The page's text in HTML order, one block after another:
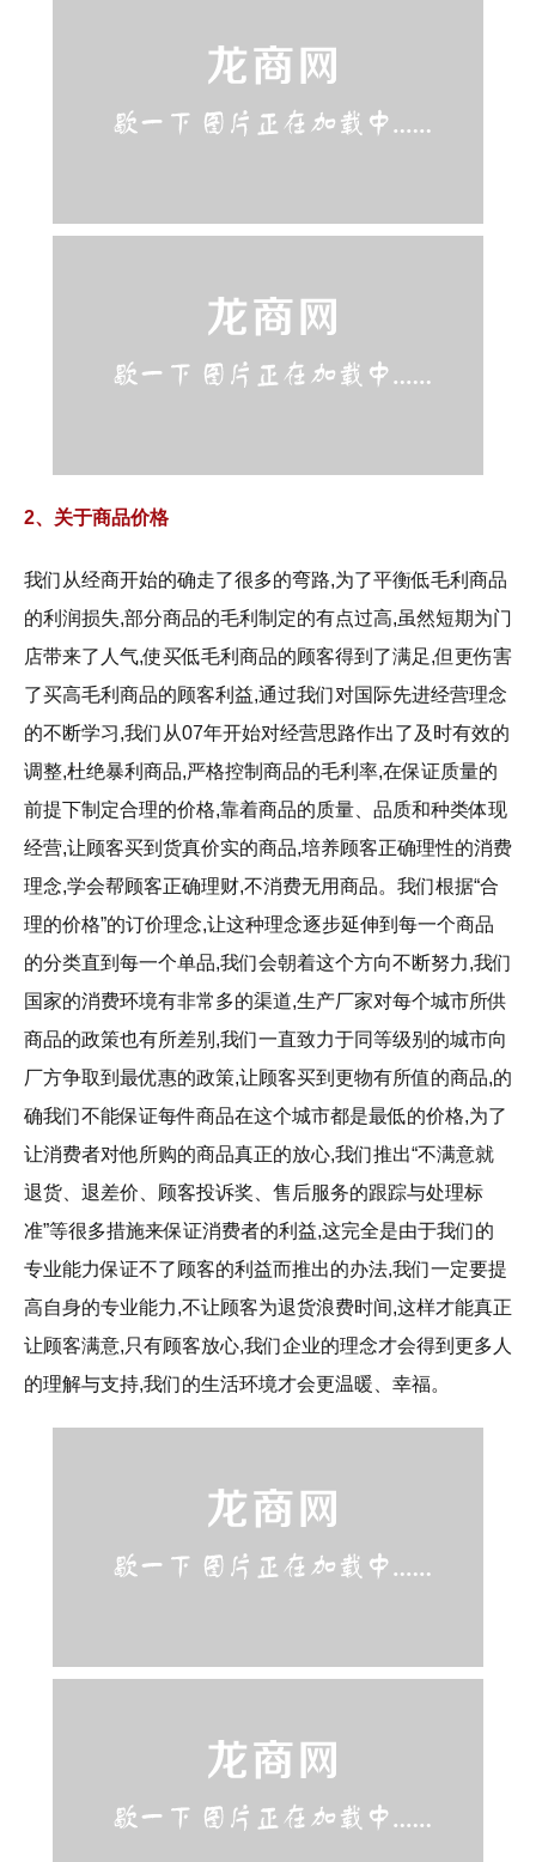
2、关于商品价格
我们从经商开始的确走了很多的弯路,为了平衡低毛利商品
的利润损失,部分商品的毛利制定的有点过高,虽然短期为门
店带来了人气,使买低毛利商品的顾客得到了满足,但更伤害
了买高毛利商品的顾客利益,通过我们对国际先进经营理念
的不断学习,我们从07年开始对经营思路作出了及时有效的
调整,杜绝暴利商品,严格控制商品的毛利率,在保证质量的
前提下制定合理的价格,靠着商品的质量、品质和种类体现
经营,让顾客买到货真价实的商品,培养顾客正确理性的消费
理念,学会帮顾客正确理财,不消费无用商品。我们根据“合
理的价格”的订价理念,让这种理念逐步延伸到每一个商品
的分类直到每一个单品,我们会朝着这个方向不断努力,我们
国家的消费环境有非常多的渠道,生产厂家对每个城市所供
商品的政策也有所差别,我们一直致力于同等级别的城市向
厂方争取到最优惠的政策,让顾客买到更物有所值的商品,的
确我们不能保证每件商品在这个城市都是最低的价格,为了
让消费者对他所购的商品真正的放心,我们推出“不满意就
退货、退差价、顾客投诉奖、售后服务的跟踪与处理标
准”等很多措施来保证消费者的利益,这完全是由于我们的
专业能力保证不了顾客的利益而推出的办法,我们一定要提
高自身的专业能力,不让顾客为退货浪费时间,这样才能真正
让顾客满意,只有顾客放心,我们企业的理念才会得到更多人
的理解与支持,我们的生活环境才会更温暖、幸福。